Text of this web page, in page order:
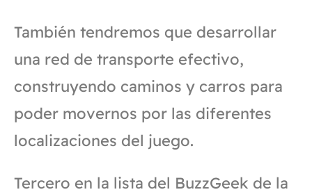
También tendremos que desarrollar
una red de transporte efectivo,
construyendo caminos y carros para
poder movernos por las diferentes
localizaciones del juego.
Tercero en la lista del BuzzGeek de la